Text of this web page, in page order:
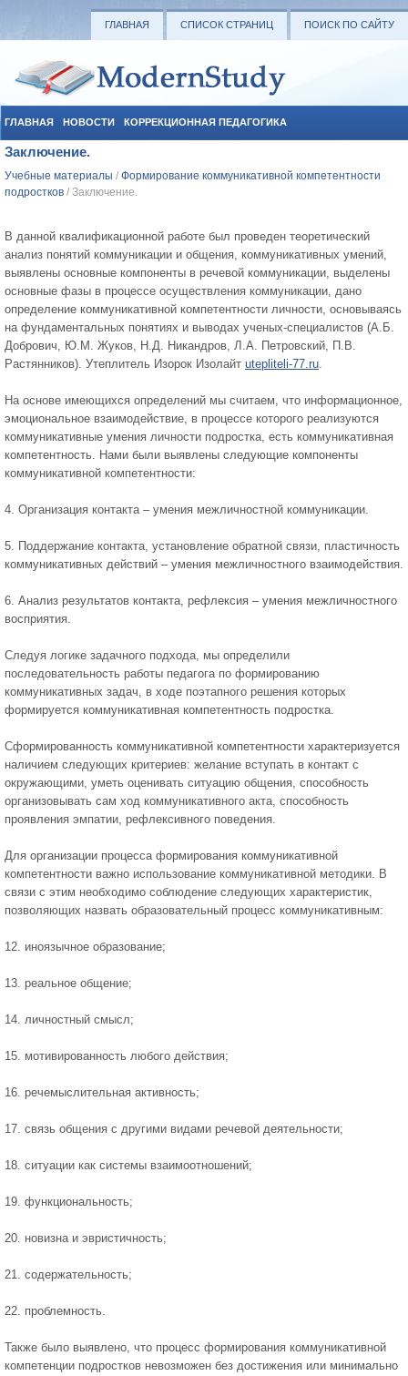
ГЛАВНАЯ СПИСОК СТРАНИЦ ПОИСК ПО САЙТУ
ГЛАВНАЯ НОВОСТИ КОРРЕКЦИОННАЯ ПЕДАГОГИКА
СОЦИАЛЬНАЯ ПЕДАГОГИКА
Заключение.
Учебные материалы / Формирование коммуникативной компетентности
подростков / Заключение.
В данной квалификационной работе был проведен теоретический
анализ понятий коммуникации и общения, коммуникативных умений,
выявлены основные компоненты в речевой коммуникации, выделены
основные фазы в процессе осуществления коммуникации, дано
определение коммуникативной компетентности личности, основываясь
на фундаментальных понятиях и выводах ученых-специалистов (А.Б.
Добрович, Ю.М. Жуков, Н.Д. Никандров, Л.А. Петровский, П.В.
Растянников). Утеплитель Изорок Изолайт utepliteli-77.ru.
На основе имеющихся определений мы считаем, что информационное,
эмоциональное взаимодействие, в процессе которого реализуются
коммуникативные умения личности подростка, есть коммуникативная
компетентность. Нами были выявлены следующие компоненты
коммуникативной компетентности:
4. Организация контакта – умения межличностной коммуникации.
5. Поддержание контакта, установление обратной связи, пластичность
коммуникативных действий – умения межличностного взаимодействия.
6. Анализ результатов контакта, рефлексия – умения межличностного
восприятия.
Следуя логике задачного подхода, мы определили
последовательность работы педагога по формированию
коммуникативных задач, в ходе поэтапного решения которых
формируется коммуникативная компетентность подростка.
Сформированность коммуникативной компетентности характеризуется
наличием следующих критериев: желание вступать в контакт с
окружающими, уметь оценивать ситуацию общения, способность
организовывать сам ход коммуникативного акта, способность
проявления эмпатии, рефлексивного поведения.
Для организации процесса формирования коммуникативной
компетентности важно использование коммуникативной методики. В
связи с этим необходимо соблюдение следующих характеристик,
позволяющих назвать образовательный процесс коммуникативным:
12. иноязычное образование;
13. реальное общение;
14. личностный смысл;
15. мотивированность любого действия;
16. речемыслительная активность;
17. связь общения с другими видами речевой деятельности;
18. ситуации как системы взаимоотношений;
19. функциональность;
20. новизна и эвристичность;
21. содержательность;
22. проблемность.
Также было выявлено, что процесс формирования коммуникативной
компетенции подростков невозможен без достижения или минимально